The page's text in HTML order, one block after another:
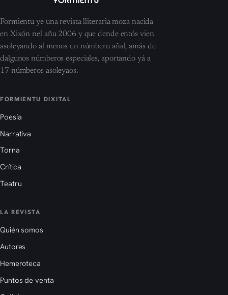
Formientu ye una revista lliteraria moza nacida
en Xixón nel añu 2006 y que dende entós vien
asoleyando al menos un númberu añal, amás de
dalgunos númberos especiales, aportando yá a
17 númberos asoleyaos.
FORMIENTU DIXITAL
Poesía
Narrativa
Torna
Crítica
Teatru
LA REVISTA
Quién somos
Autores
Hemeroteca
Puntos de venta